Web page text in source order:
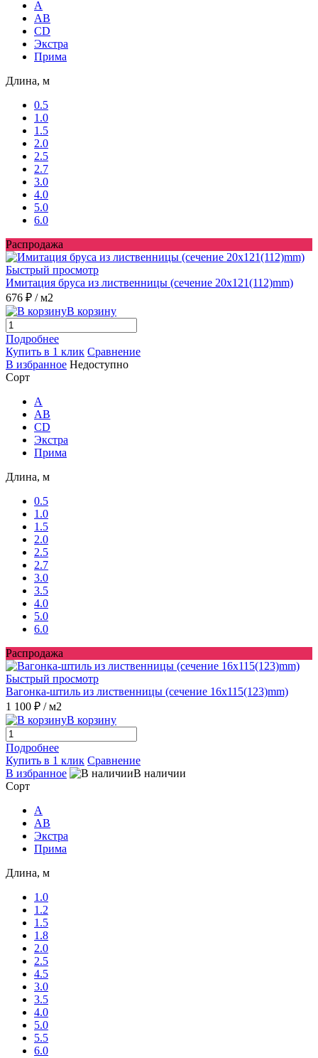
A
AB
CD
Экстра
Прима
Длина, м
0.5
1.0
1.5
2.0
2.5
2.7
3.0
4.0
5.0
6.0
Распродажа
Быстрый просмотр
Имитация бруса из лиственницы (сечение 20x121(112)mm)
676 ₽ / м2
В корзину
Подробнее
Купить в 1 клик Сравнение
В избранное Недоступно
Сорт
A
AB
CD
Экстра
Прима
Длина, м
0.5
1.0
1.5
2.0
2.5
2.7
3.0
3.5
4.0
5.0
6.0
Распродажа
Быстрый просмотр
Вагонка-штиль из лиственницы (сечение 16x115(123)mm)
1 100 ₽ / м2
В корзину
Подробнее
Купить в 1 клик Сравнение
В избранное
В наличии
Сорт
A
AB
Экстра
Прима
Длина, м
1.0
1.2
1.5
1.8
2.0
2.5
4.5
3.0
3.5
4.0
5.0
5.5
6.0